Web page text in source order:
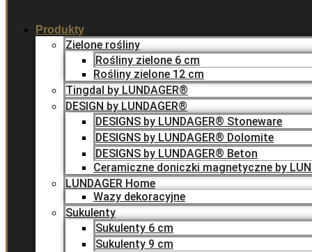
Produkty
Zielone rośliny
Rośliny zielone 6 cm
Rośliny zielone 12 cm
Tingdal by LUNDAGER®
DESIGN by LUNDAGER®
DESIGNS by LUNDAGER® Stoneware
DESIGNS by LUNDAGER® Dolomite
DESIGNS by LUNDAGER® Beton
Ceramiczne doniczki magnetyczne by
LUNDAGER Home
Wazy dekoracyjne
Sukulenty
Sukulenty 6 cm
Sukulenty 9 cm